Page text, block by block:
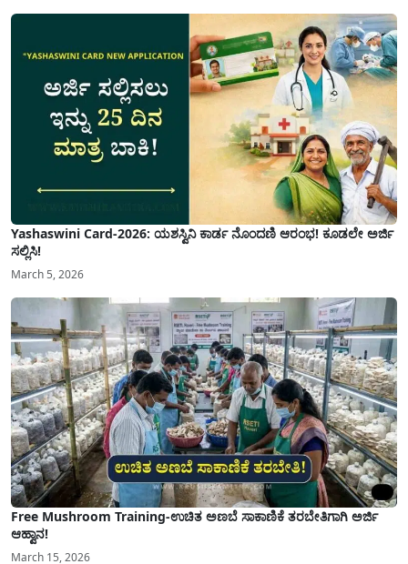
Yashaswini Card-2026: ಯಶಸ್ವಿನಿ ಕಾರ್ಡ ನೊಂದಣಿ ಆರಂಭ! ಕೂಡಲೇ ಅರ್ಜಿ
ಸಲ್ಲಿಸಿ!
March 5, 2026
Free Mushroom Training-ಉಚಿತ ಅಣಬೆ ಸಾಕಾಣಿಕೆ ತರಬೇತಿಗಾಗಿ ಅರ್ಜಿ
ಆಹ್ವಾನ!
March 15, 2026